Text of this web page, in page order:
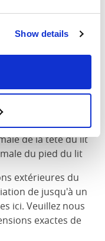
Show details
du lit
de la tête du lit
du pied du lit
extérieures du
de jusqu'à un
ici. Veuillez nous
exactes de